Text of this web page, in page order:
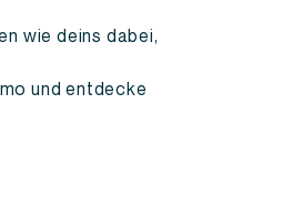
wie deins dabei,
und entdecke